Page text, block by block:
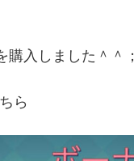
入しました＾＾；
ら